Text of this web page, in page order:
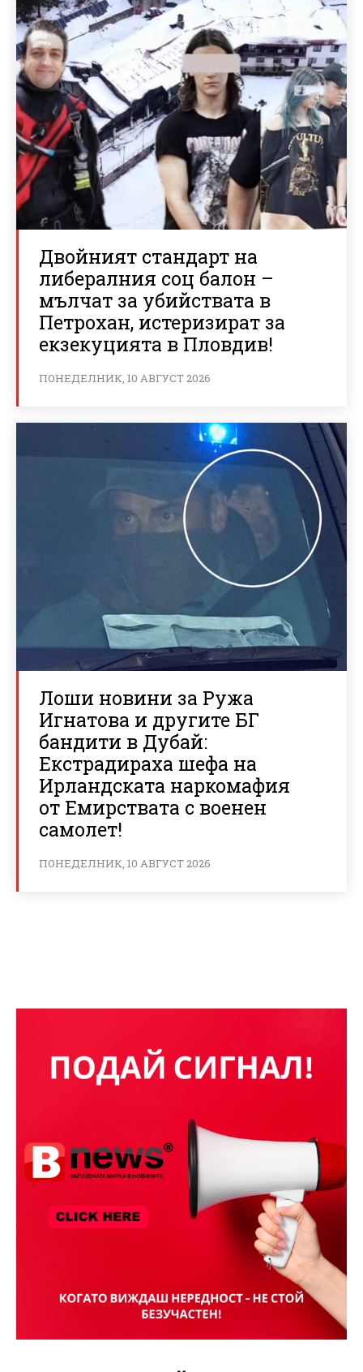
Двойният стандарт на
либералния соц балон –
мълчат за убийствата в
Петрохан, истеризират за
екзекуцията в Пловдив!
ПОНЕДЕЛНИК, 10 АВГУСТ 2026
Лоши новини за Ружа
Игнатова и другите БГ
бандити в Дубай:
Екстрадираха шефа на
Ирландската наркомафия
от Емирствата с военен
самолет!
ПОНЕДЕЛНИК, 10 АВГУСТ 2026